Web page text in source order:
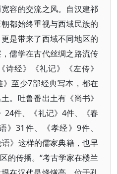
容的交流之风。自汉建祁
都始终重视与西域民族的
是带来了西域不同地区的
儒学在古代丝绸之路流传
经》《礼记》《左传》
》至少7部经典写本，都在
。吐鲁番出土有《尚书》
24件、《礼记》4件、《春
》31件、《孝经》9件、
语》这样的儒家典籍，也早
的传播。“考古学家在楼兰